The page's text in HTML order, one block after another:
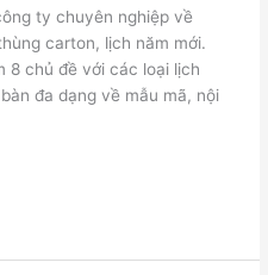
ty chuyên nghiệp về
carton, lịch năm mới.
8 chủ đề với các loại lịch
đa dạng về mẫu mã, nội